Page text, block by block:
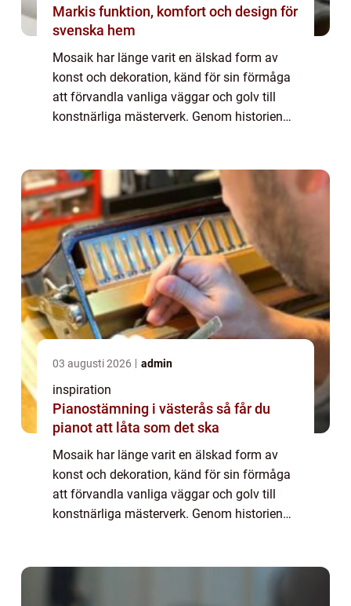
Markis funktion, komfort och design för
svenska hem
Mosaik har länge varit en älskad form av
konst och dekoration, känd för sin förmåga
att förvandla vanliga väggar och golv till
konstnärliga mästerverk. Genom historien
03 augusti 2026 admin
inspiration
Pianostämning i västerås så får du
pianot att låta som det ska
Mosaik har länge varit en älskad form av
konst och dekoration, känd för sin förmåga
att förvandla vanliga väggar och golv till
konstnärliga mästerverk. Genom historien